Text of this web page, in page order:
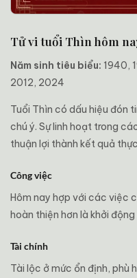
Tử vi tuổi Thìn hôm
Năm sinh tiêu biểu: 1940,
2012, 2024
Tuổi Thìn có dấu hiệu đón
chú ý. Sự linh hoạt trong
thuận lợi thành kết quả
Công việc
Hôm nay hợp với các việc
hoàn thiện hơn là khởi
Tài chính
Tài lộc ở mức ổn định, phù